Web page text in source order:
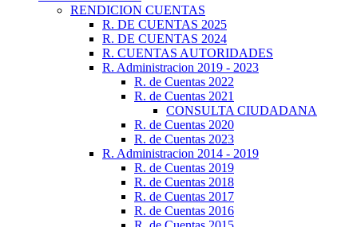
RENDICION CUENTAS
R. DE CUENTAS 2025
R. DE CUENTAS 2024
R. CUENTAS AUTORIDADES
R. Administracion 2019 - 2023
R. de Cuentas 2022
R. de Cuentas 2021
CONSULTA CIUDADANA
R. de Cuentas 2020
R. de Cuentas 2023
R. Administracion 2014 - 2019
R. de Cuentas 2019
R. de Cuentas 2018
R. de Cuentas 2017
R. de Cuentas 2016